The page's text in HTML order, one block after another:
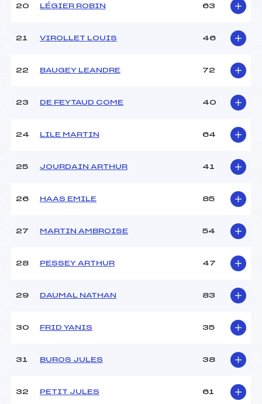
20 LÉGIER ROBIN 63
21 VIROLLET LOUIS 46
22 BAUGEY LEANDRE 72
23 DE FEYTAUD COME 40
24 LILE MARTIN 64
25 JOURDAIN ARTHUR 41
26 HAAS EMILE 85
27 MARTIN AMBROISE 54
28 PESSEY ARTHUR 47
29 DAUMAL NATHAN 83
30 FRID YANIS 35
31 BUROS JULES 38
32 PETIT JULES 61